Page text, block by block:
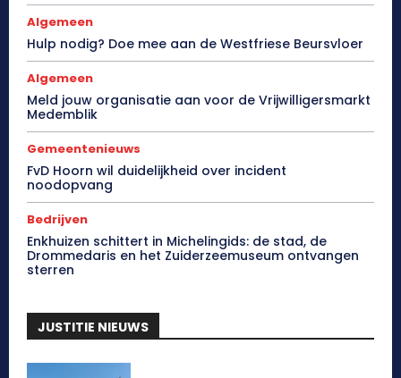
Algemeen
Hulp nodig? Doe mee aan de Westfriese Beursvloer
Algemeen
Meld jouw organisatie aan voor de Vrijwilligersmarkt
Medemblik
Gemeentenieuws
FvD Hoorn wil duidelijkheid over incident
noodopvang
Bedrijven
Enkhuizen schittert in Michelingids: de stad, de
Drommedaris en het Zuiderzeemuseum ontvangen
sterren
JUSTITIE NIEUWS